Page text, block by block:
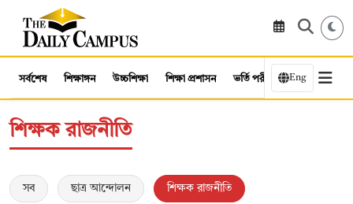
সর্বশেষ শিক্ষাঙ্গন উচ্চশিক্ষা শিক্ষা প্রশাসন ভর্তি পরীক্ষা কর্মসংস্থান
Eng
শিক্ষক রাজনীতি
সব ছাত্র আন্দোলন শিক্ষক রাজনীতি